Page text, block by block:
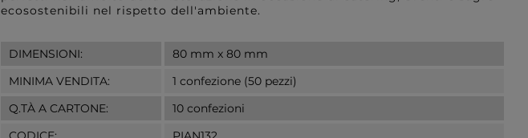
ecosostenibili nel rispetto dell'ambiente.
DIMENSIONI:
80 mm x 80 mm
MINIMA VENDITA:
1 confezione (50 pezzi)
Q.TÀ A CARTONE:
10 confezioni